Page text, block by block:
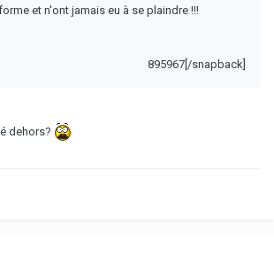
et n'ont jamais eu à se plaindre !!!
895967[/snapback]
dehors?